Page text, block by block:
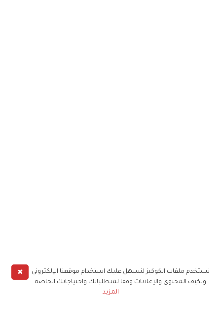
✖
نستخدم ملفات الكوكيز لنسهل عليك استخدام موقعنا الإلكتروني
ونكيف المحتوى والإعلانات وفقا لمتطلباتك واحتياجاتك الخاصة
المزيد